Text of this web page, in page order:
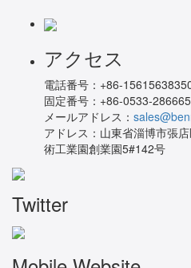
アクセス
電話番号： +86-
固定番号： +86-0533-
メールアドレス：
アドレス： 山東省淄博市張
術工業園創業園5#142号
Twitter